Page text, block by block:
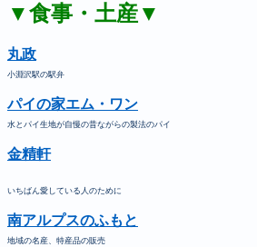
▼食事・土産▼
丸政
小淵沢駅の駅弁
パイの家エム・ワン
水とパイ生地が自慢の昔ながらの製法のパイ
金精軒
いちばん愛している人のために
南アルプスのふもと
地域の名産、特産品の販売